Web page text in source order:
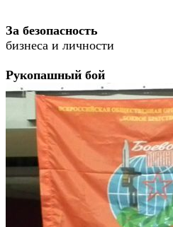
За безопасность
бизнеса и личности
Рукопашный бой